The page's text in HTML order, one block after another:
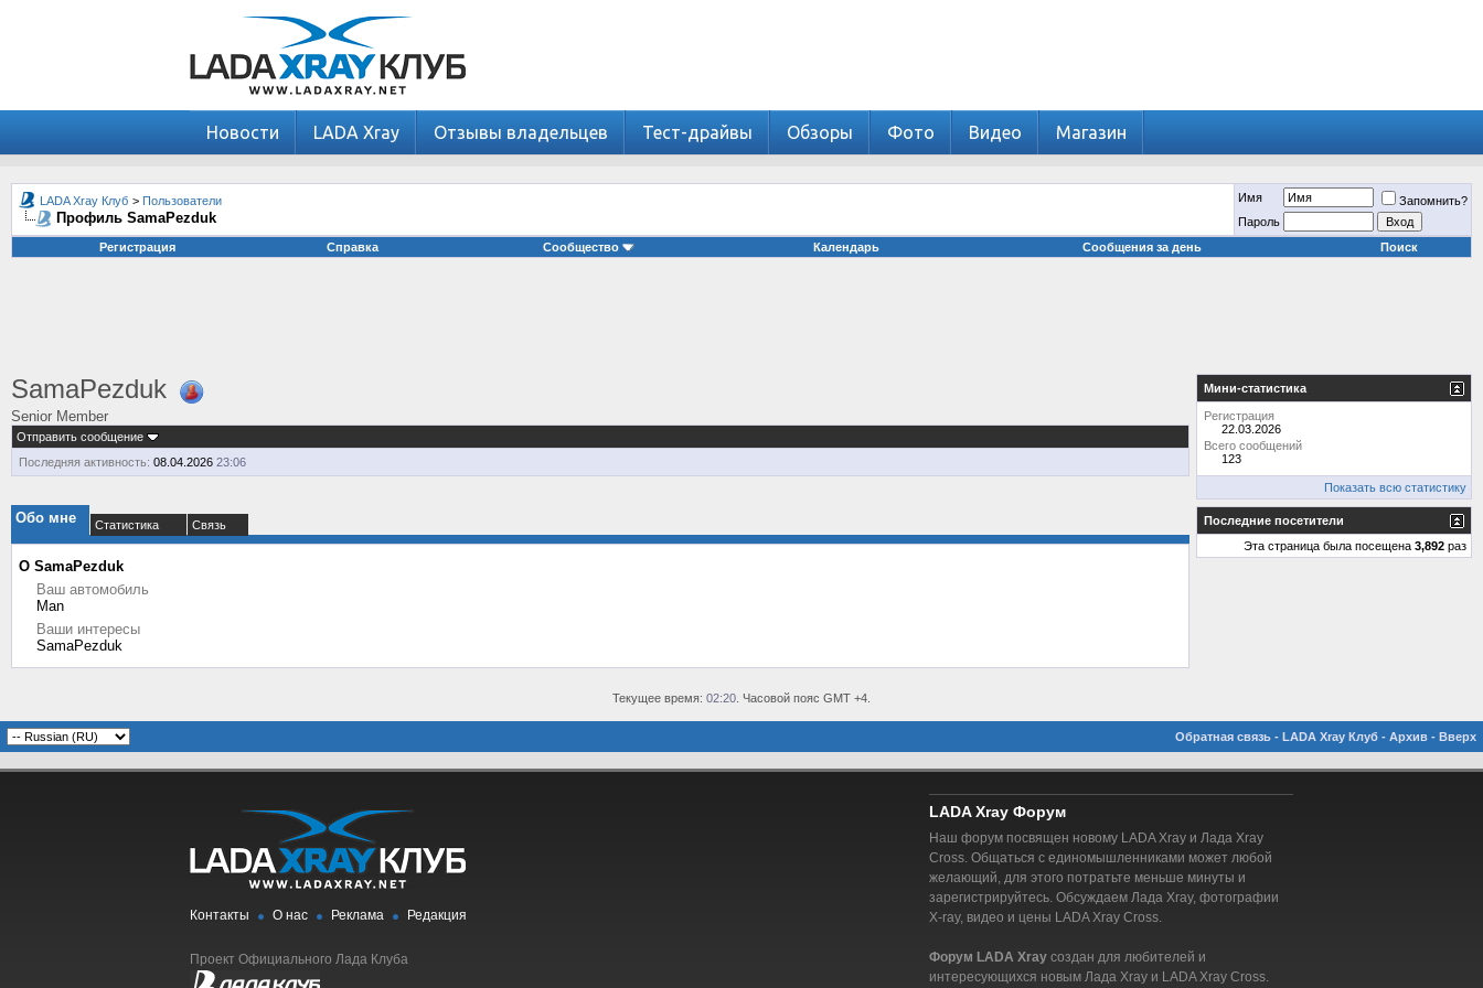
Новости LADA Xray Отзывы владельцев Тест-драйвы Обзоры Фото Видео Магазин
LADA Xray Клуб > Пользователи
Профиль SamaPezduk
Имя
Запомнить?
Пароль
Регистрация
Справка Сообщество Календарь Сообщения за день Поиск
SamaPezduk
Senior Member
Отправить сообщение
Последняя активность: 08.04.2026 23:06
Обо мне Статистика Связь
О SamaPezduk
Ваш автомобиль
Man
Ваши интересы
SamaPezduk
Мини-статистика
Регистрация
22.03.2026
Всего сообщений
123
Показать всю статистику
Последние посетители
Эта страница была посещена 3,892 раз
Текущее время: 02:20 . Часовой пояс GMT +4.
Обратная связь - LADA Xray Клуб - Архив - Вверх
Контакты О нас Реклама Редакция
Проект Официального Лада Клуба
LADA Xray Форум
Наш форум посвящен новому LADA Xray и Лада Xray
Cross. Общаться с единомышленниками может любой
желающий, для этого потратьте меньше минуты и
зарегистрируйтесь. Обсуждаем Лада Xray, фотографии
X-ray, видео и цены LADA Xray Cross.
Форум LADA Xray создан для любителей и
интересующихся новым Лада Xray и LADA Xray Cross.